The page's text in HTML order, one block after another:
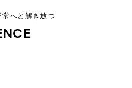
へと解き放つ